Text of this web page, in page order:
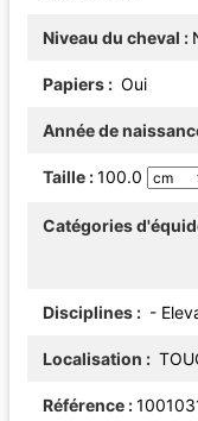
Niveau du cheval
Papiers Oui
Année de
Taille 100.0
Catégories
Disciplines -
Localisation
Référence